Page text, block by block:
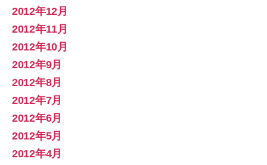
2012年12月
2012年11月
2012年10月
2012年9月
2012年8月
2012年7月
2012年6月
2012年5月
2012年4月